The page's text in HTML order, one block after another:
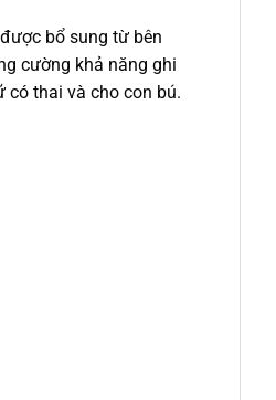
bổ sung từ bên
cường khả năng ghi
có thai và cho con bú.